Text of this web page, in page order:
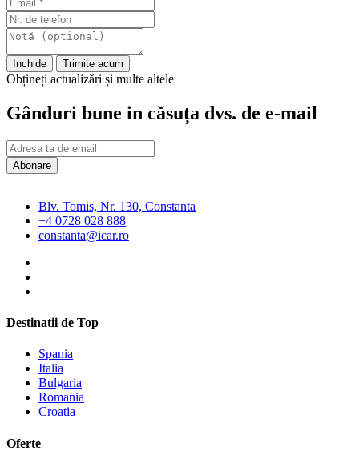
Inchide Trimite acum
Obțineți actualizări și multe altele
Gânduri bune in căsuța dvs. de e-mail
Abonare
Blv. Tomis, Nr. 130, Constanta
+4 0728 028 888
constanta@icar.ro
Destinatii de Top
Spania
Italia
Bulgaria
Romania
Croatia
Oferte